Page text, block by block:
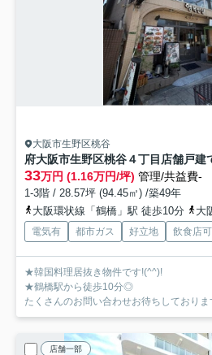
大阪市生野区桃谷
府大阪市生野区桃谷４丁目店舗戸建
33万円 (1.16万円/坪) 管理/共益費-
1-3階 / 28.57坪 (94.45㎡) /築49年
大阪環状線「鶴橋」駅 徒歩10分
大
電気有 都市ガス 好立地 飲食店可
★韓国料理居抜き物件です!(^^)!
★鶴橋駅から徒歩10分◎
たくさんのお問い合わせお待ちしておりま
店舗一部